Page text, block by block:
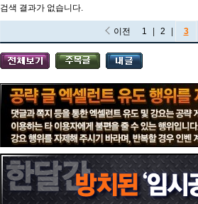
블리츠크랭크 비에고 빅토르
세라핀 세주아니 세트 소나
시비르 신 짜오 신드라 신지드
아칼리 아크샨 아트록스 아펠리오스
검색 결과가 없습니다.
이전 1 2 3